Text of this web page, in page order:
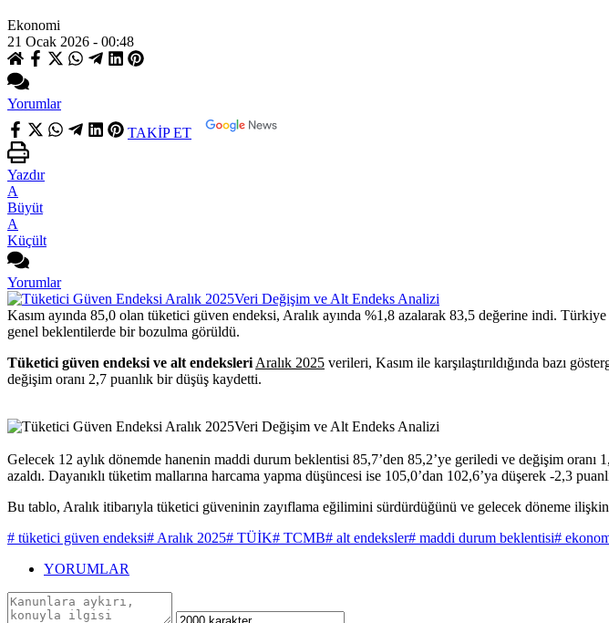
Ekonomi
21 Ocak 2026 - 00:48
Yorumlar
TAKİP ET
Yazdır
A
Büyüt
A
Küçült
Yorumlar
Kasım ayında 85,0 olan tüketici güven endeksi, Aralık ayında %1,8 azalarak 83,5 değerine indi.
genel beklentilerde bir bozulma görüldü.
Tüketici güven endeksi ve alt endeksleri Aralık 2025 verileri, Kasım ile karşılaştırıldığında bazı
değişim oranı 2,7 puanlık bir düşüş kaydetti.
Gelecek 12 aylık dönemde hanenin maddi durum beklentisi 85,7’den 85,2’ye geriledi ve değişim
azaldı. Dayanıklı tüketim mallarına harcama yapma düşüncesi ise 105,0’dan 102,6’ya düşerek -2,3
Bu tablo, Aralık itibarıyla tüketici güveninin zayıflama eğilimini sürdürdüğünü ve gelecek döneme ilişkin
# tüketici güven endeksi# Aralık 2025# TÜİK# TCMB# alt endeksler# maddi durum beklentisi#
YORUMLAR